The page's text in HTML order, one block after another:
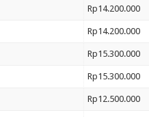
Rp14.200.000
Rp14.200.000
Rp15.300.000
Rp15.300.000
Rp12.500.000